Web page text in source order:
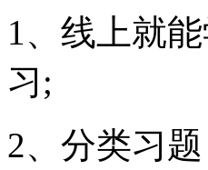
1、线上就
习;
2、分类习